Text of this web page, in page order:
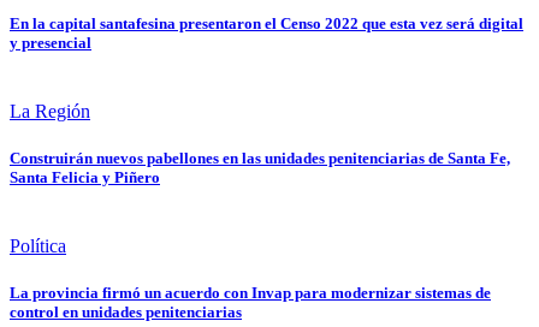
En la capital santafesina presentaron el Censo 2022 que esta vez será digital
y presencial
La Región
Construirán nuevos pabellones en las unidades penitenciarias de Santa Fe,
Santa Felicia y Piñero
Política
La provincia firmó un acuerdo con Invap para modernizar sistemas de
control en unidades penitenciarias